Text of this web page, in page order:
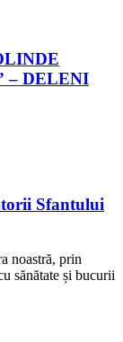
– DELENI
Sfantului
noastră, prin
sănătate și bucurii